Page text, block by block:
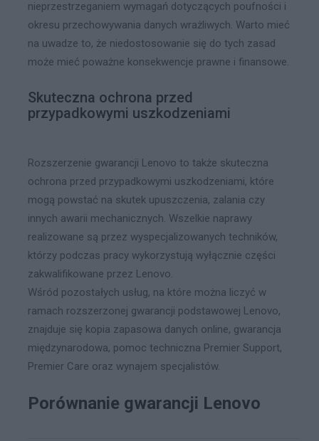
nieprzestrzeganiem wymagań dotyczących poufności i
okresu przechowywania danych wrażliwych. Warto mieć
na uwadze to, że niedostosowanie się do tych zasad
może mieć poważne konsekwencje prawne i finansowe.
Skuteczna ochrona przed
przypadkowymi uszkodzeniami
Rozszerzenie gwarancji Lenovo to także skuteczna
ochrona przed przypadkowymi uszkodzeniami, które
mogą powstać na skutek upuszczenia, zalania czy
innych awarii mechanicznych. Wszelkie naprawy
realizowane są przez wyspecjalizowanych techników,
którzy podczas pracy wykorzystują wyłącznie części
zakwalifikowane przez Lenovo.
Wśród pozostałych usług, na które można liczyć w
ramach rozszerzonej gwarancji podstawowej Lenovo,
znajduje się kopia zapasowa danych online, gwarancja
międzynarodowa, pomoc techniczna Premier Support,
Premier Care oraz wynajem specjalistów.
Porównanie gwarancji Lenovo